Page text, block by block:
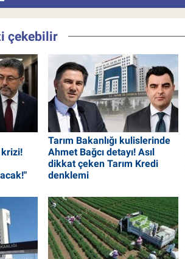
çekebilir
krizi!
Tarım Bakanlığı kulislerinde
Ahmet Bağcı detayı! Asıl
dikkat çeken Tarım Kredi
denklemi